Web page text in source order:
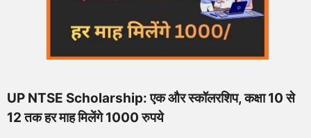
UP NTSE Scholarship: एक और स्कॉलरशिप, कक्षा 10 से
12 तक हर माह मिलेंगे 1000 रुपये